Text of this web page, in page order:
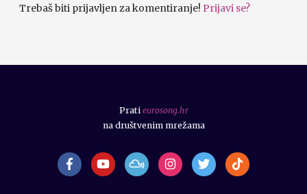
Trebaš biti prijavljen za komentiranje! Prijavi se?
Prati eurosong.hr
na društvenim mrežama